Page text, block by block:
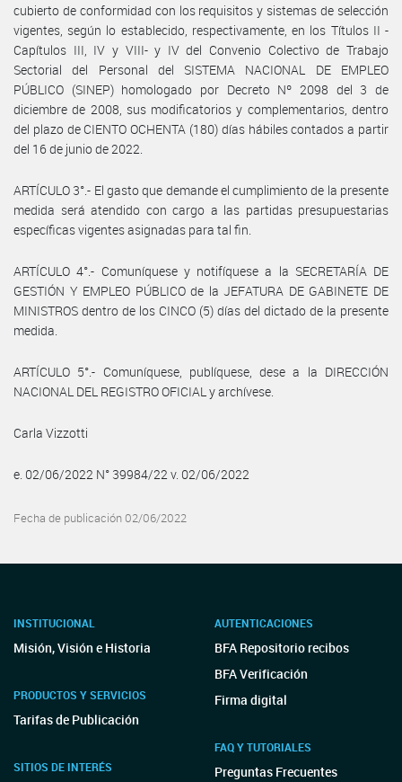
cubierto de conformidad con los requisitos y sistemas de selección
vigentes, según lo establecido, respectivamente, en los Títulos II -
Capítulos III, IV y VIII- y IV del Convenio Colectivo de Trabajo
Sectorial del Personal del SISTEMA NACIONAL DE EMPLEO
PÚBLICO (SINEP) homologado por Decreto Nº 2098 del 3 de
diciembre de 2008, sus modificatorios y complementarios, dentro
del plazo de CIENTO OCHENTA (180) días hábiles contados a partir
del 16 de junio de 2022.
ARTÍCULO 3°.- El gasto que demande el cumplimiento de la presente
medida será atendido con cargo a las partidas presupuestarias
específicas vigentes asignadas para tal fin.
ARTÍCULO 4°.- Comuníquese y notifíquese a la SECRETARÍA DE
GESTIÓN Y EMPLEO PÚBLICO de la JEFATURA DE GABINETE DE
MINISTROS dentro de los CINCO (5) días del dictado de la presente
medida.
ARTÍCULO 5°.- Comuníquese, publíquese, dese a la DIRECCIÓN
NACIONAL DEL REGISTRO OFICIAL y archívese.
Carla Vizzotti
e. 02/06/2022 N° 39984/22 v. 02/06/2022
Fecha de publicación 02/06/2022
INSTITUCIONAL
Misión, Visión e Historia
PRODUCTOS Y SERVICIOS
Tarifas de Publicación
SITIOS DE INTERÉS
AUTENTICACIONES
BFA Repositorio recibos
BFA Verificación
Firma digital
FAQ Y TUTORIALES
Preguntas Frecuentes